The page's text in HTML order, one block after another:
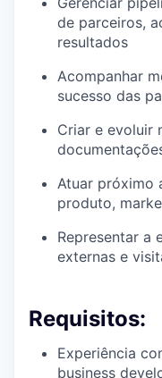
de parceiros,
resultados
Acompanhar
sucesso das
Criar e evoluir
Atuar próximo
produto,
Representar a
externas e
Requisitos:
Experiência
business